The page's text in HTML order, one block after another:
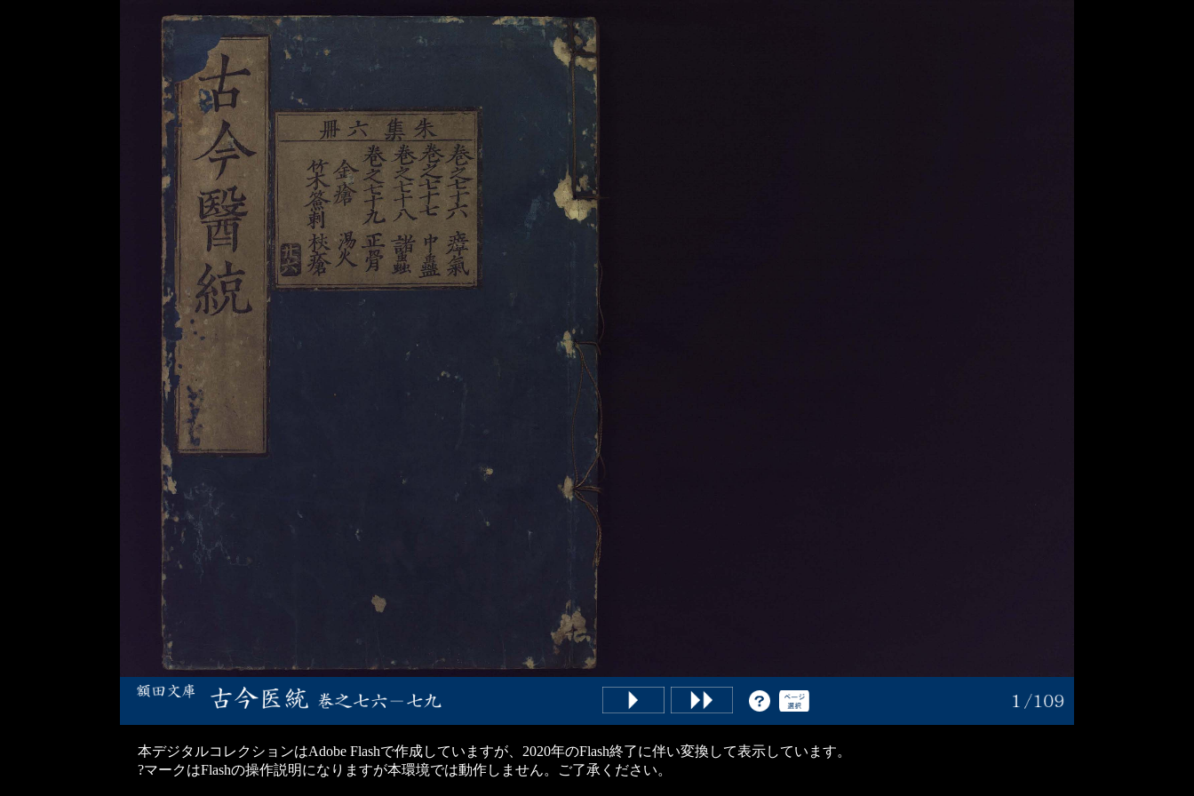
本デジタルコレクションはAdobe Flashで作成していますが、2020年のFlash終了に伴い変換して表示しています。
?マークはFlashの操作説明になりますが本環境では動作しません。ご了承ください。